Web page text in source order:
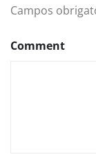
Campos
Comment